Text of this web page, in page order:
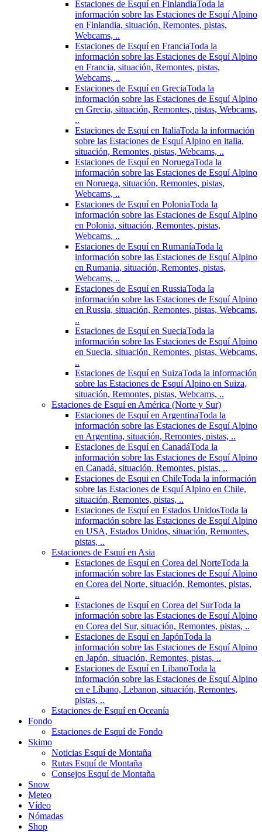
Estaciones de Esquí en FinlandiaToda la
información sobre las Estaciones de Esquí Alpino
en Finlandia, situación, Remontes, pistas,
Webcams, ..
Estaciones de Esquí en FranciaToda la
información sobre las Estaciones de Esquí Alpino
en Francia, situación, Remontes, pistas,
Webcams, ..
Estaciones de Esquí en GreciaToda la
información sobre las Estaciones de Esquí Alpino
en Grecia, situación, Remontes, pistas, Webcams,
..
Estaciones de Esquí en ItaliaToda la información
sobre las Estaciones de Esquí Alpino en italia,
situación, Remontes, pistas, Webcams, ..
Estaciones de Esquí en NoruegaToda la
información sobre las Estaciones de Esquí Alpino
en Noruega, situación, Remontes, pistas,
Webcams, ..
Estaciones de Esquí en PoloniaToda la
información sobre las Estaciones de Esquí Alpino
en Polonia, situación, Remontes, pistas,
Webcams, ..
Estaciones de Esquí en RumaníaToda la
información sobre las Estaciones de Esquí Alpino
en Rumania, situación, Remontes, pistas,
Webcams, ..
Estaciones de Esquí en RussiaToda la
información sobre las Estaciones de Esquí Alpino
en Russia, situación, Remontes, pistas, Webcams,
..
Estaciones de Esquí en SueciaToda la
información sobre las Estaciones de Esquí Alpino
en Suecia, situación, Remontes, pistas, Webcams,
..
Estaciones de Esquí en SuizaToda la información
sobre las Estaciones de Esquí Alpino en Suiza,
situación, Remontes, pistas, Webcams, ..
Estaciones de Esquí en América (Norte y Sur)
Estaciones de Esquí en ArgentinaToda la
información sobre las Estaciones de Esquí Alpino
en Argentina, situación, Remontes, pistas, ..
Estaciones de Esquí en CanadáToda la
información sobre las Estaciones de Esquí Alpino
en Canadá, situación, Remontes, pistas, ..
Estaciones de Esqui en ChileToda la información
sobre las Estaciones de Esquí Alpino en Chile,
situación, Remontes, pistas, ..
Estaciones de Esquí en Estados UnidosToda la
información sobre las Estaciones de Esquí Alpino
en USA, Estados Unidos, situación, Remontes,
pistas, ..
Estaciones de Esquí en Asia
Estaciones de Esquí en Corea del NorteToda la
información sobre las Estaciones de Esquí Alpino
en Corea del Norte, situación, Remontes, pistas,
..
Estaciones de Esquí en Corea del SurToda la
información sobre las Estaciones de Esquí Alpino
en Corea del Sur, situación, Remontes, pistas, ..
Estaciones de Esquí en JapónToda la
información sobre las Estaciones de Esquí Alpino
en Japón, situación, Remontes, pistas, ..
Estaciones de Esquí en LibanoToda la
información sobre las Estaciones de Esquí Alpino
en e Líbano, Lebanon, situación, Remontes,
pistas, ..
Estaciones de Esquí en Oceanía
Fondo
Estaciones de Esquí de Fondo
Skimo
Noticias Esquí de Montaña
Rutas Esquí de Montaña
Consejos Esquí de Montaña
Snow
Meteo
Vídeo
Nómadas
Shop